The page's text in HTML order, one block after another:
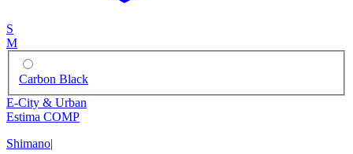
S
M
Carbon Black
E-City & Urban
Estima COMP
Shimano|